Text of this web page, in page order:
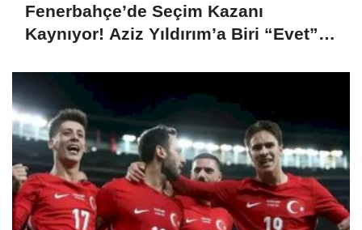
Fenerbahçe’de Seçim Kazanı
Kaynıyor! Aziz Yıldırım’a Biri “Evet”